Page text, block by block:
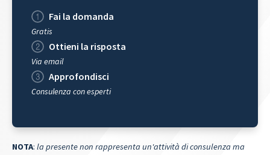
Fai la domanda
Gratis
Ottieni la risposta
Via email
Approfondisci
Consulenza con esperti
NOTA: la presente non rappresenta un'attività di consulenza ma